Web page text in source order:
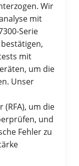
Wir
mit
Serie
mit
um die
Unser
um die
und
Fehler zu